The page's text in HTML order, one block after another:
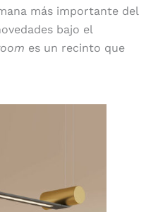
más importante del
bajo el
es un recinto que